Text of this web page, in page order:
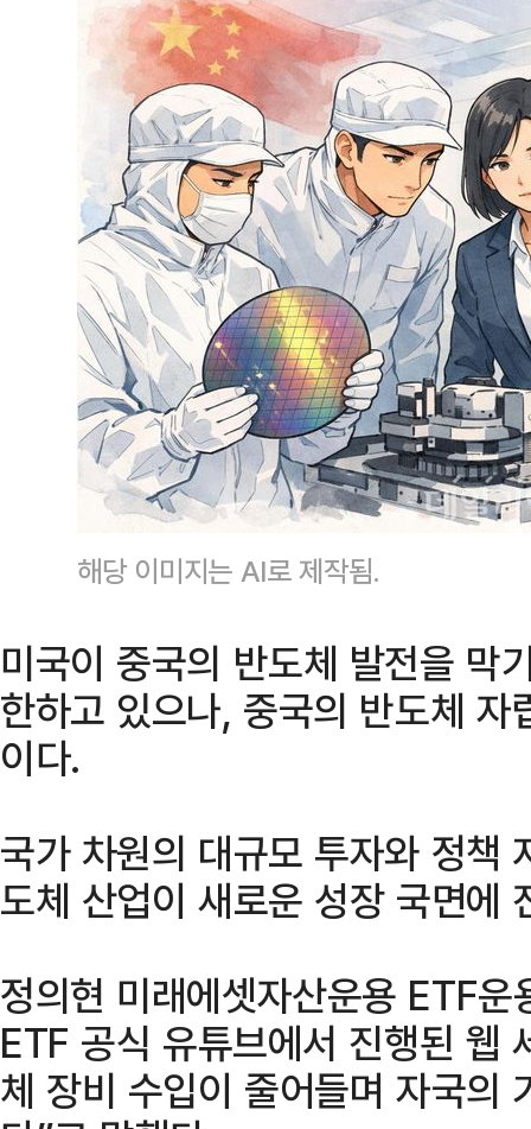
해당 이미지는 AI로 제작됨.
미국이 중국의 반도체 발전을 막
한하고 있으나, 중국의 반도체
이다.
국가 차원의 대규모 투자와 정책
도체 산업이 새로운 성장 국면에
정의현 미래에셋자산운용 ETF
ETF 공식 유튜브에서 진행된 웹
체 장비 수입이 줄어들며 자국의